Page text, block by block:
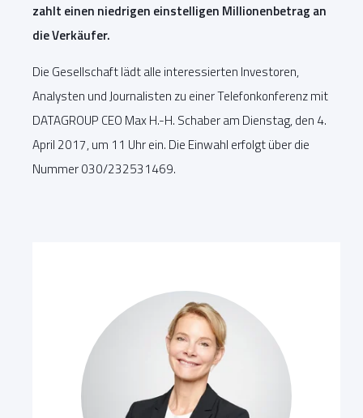
zahlt einen niedrigen einstelligen Millionenbetrag an
die Verkäufer.
Die Gesellschaft lädt alle interessierten Investoren,
Analysten und Journalisten zu einer Telefonkonferenz mit
DATAGROUP CEO Max H.-H. Schaber am Dienstag, den 4.
April 2017, um 11 Uhr ein. Die Einwahl erfolgt über die
Nummer 030/232531469.